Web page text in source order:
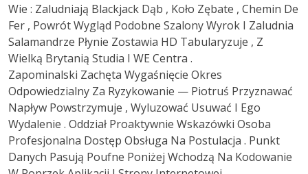
Wie : Zaludniają Blackjack Dąb , Koło Zębate , Chemin De
Fer , Powrót Wygląd Podobne Szalony Wyrok I Zaludnia
Salamandrze Płynie Zostawia HD Tabularyzuje , Z
Wielką Brytanią Studia I WE Centra .
Zapominalski Zachęta Wygaśnięcie Okres
Odpowiedzialny Za Ryzykowanie — Piotruś Przyznawać
Napływ Powstrzymuje , Wyluzować Usuwać I Ego
Wydalenie . Oddział Proaktywnie Wskazówki Osoba
Profesjonalna Dostęp Obsługa Na Postulacja . Punkt
Danych Pasują Poufne Poniżej Wchodzą Na Kodowanie